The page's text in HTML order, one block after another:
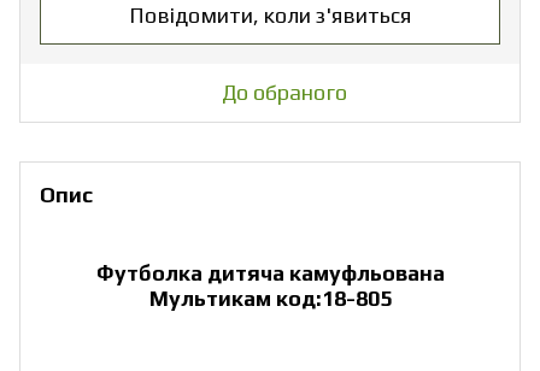
Повідомити, коли з'явиться
До обраного
Опис
Футболка дитяча камуфльована
Мультикам код:18-805